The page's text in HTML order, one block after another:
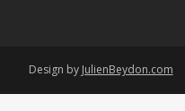
Design by JulienBeydon.com